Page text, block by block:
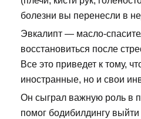
болезни вы перенесли в
Эвкалипт — масло-
восстановиться после
Все это приведет к тому,
иностранные, но и свои
Он сыграл важную роль в
помог бодибилдингу